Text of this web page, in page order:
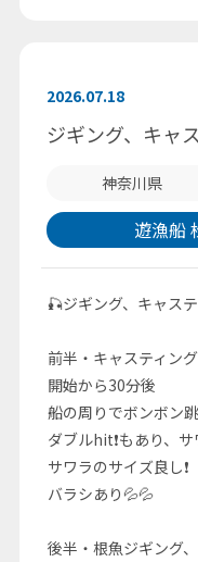
2026.07.18
ジギング、キャ
神奈川県
遊漁船
🎣ジギング、キャス
前半・キャスティング
開始から30分後
船の周りでボンボン
ダブルhit❗もあり、
サワラのサイズ良し❗
バラシあり💦💦
後半・根魚ジギング